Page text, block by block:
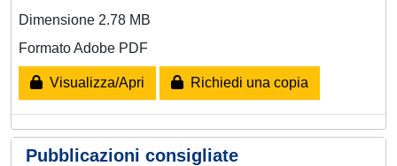
Dimensione 2.78 MB
Formato Adobe PDF
Visualizza/Apri Richiedi una copia
Pubblicazioni consigliate